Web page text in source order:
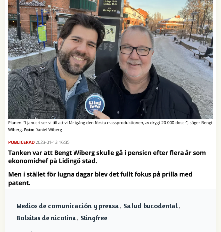
Medios de comunicación y prensa, Salud bucodental,
Bolsitas de nicotina, Stingfree